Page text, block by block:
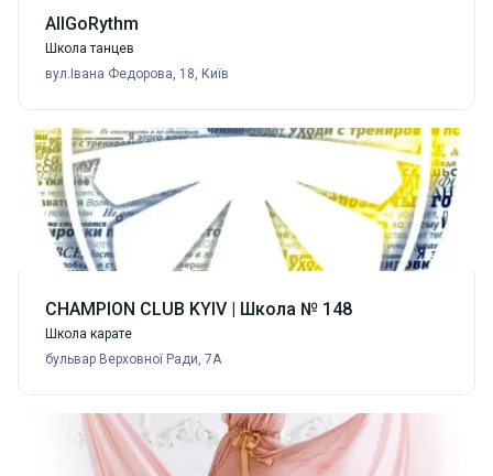
AllGoRythm
Школа танцев
вул.Івана Федорова, 18, Київ
CHAMPION CLUB KYIV | Школа № 148
Школа карате
бульвар Верховної Ради, 7А